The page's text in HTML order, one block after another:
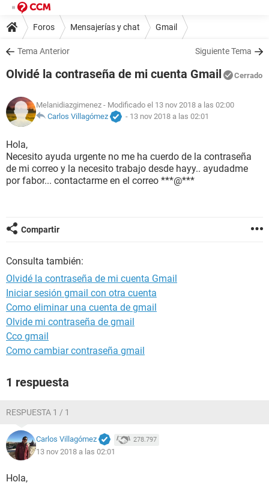
Foros Mensajerías y chat Gmail
Tema Anterior Siguiente Tema
Olvidé la contraseña de mi cuenta Gmail Cerrado
Melanidiazgimenez - Modificado el 13 nov 2018 a las 02:00
Carlos Villagómez
- 13 nov 2018 a las 02:01
Hola,
Necesito ayuda urgente no me ha cuerdo de la contraseña
de mi correo y la necesito trabajo desde hayy.. ayudadme
por fabor... contactarme en el correo ***@***
Compartir
Consulta también:
Olvidé la contraseña de mi cuenta Gmail
Iniciar sesión gmail con otra cuenta
Como eliminar una cuenta de gmail
Olvide mi contraseña de gmail
Cco gmail
Como cambiar contraseña gmail
1 respuesta
RESPUESTA 1 / 1
Carlos Villagómez 278.797
13 nov 2018 a las 02:01
Hola,